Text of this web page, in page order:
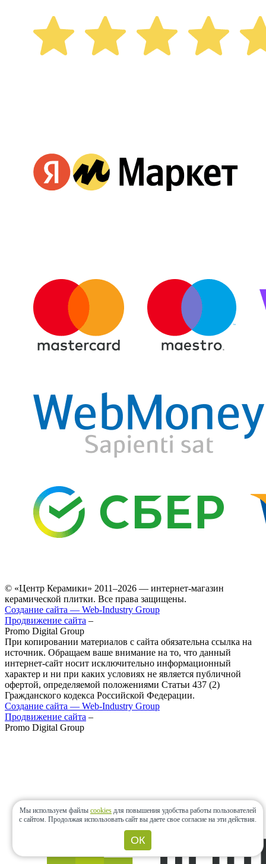
© «Центр Керамики» 2011–2026 — интернет-магазин
керамической плитки. Все права защищены.
Создание сайта — Web‑Industry Group
Продвижение сайта –
Promo Digital Group
При копировании материалов с сайта обязательна ссылка на
источник. Обращаем ваше внимание на то, что данный
интернет-сайт носит исключительно информационный
характер и ни при каких условиях не является публичной
офертой, определяемой положениями Статьи 437 (2)
Гражданского кодекса Российской Федерации.
Создание сайта — Web‑Industry Group
Продвижение сайта –
Promo Digital Group
Мы используем файлы cookies для повышения удобства работы пользователей
с сайтом. Продолжая использовать сайт вы даете свое согласие на эти действия.
ОК